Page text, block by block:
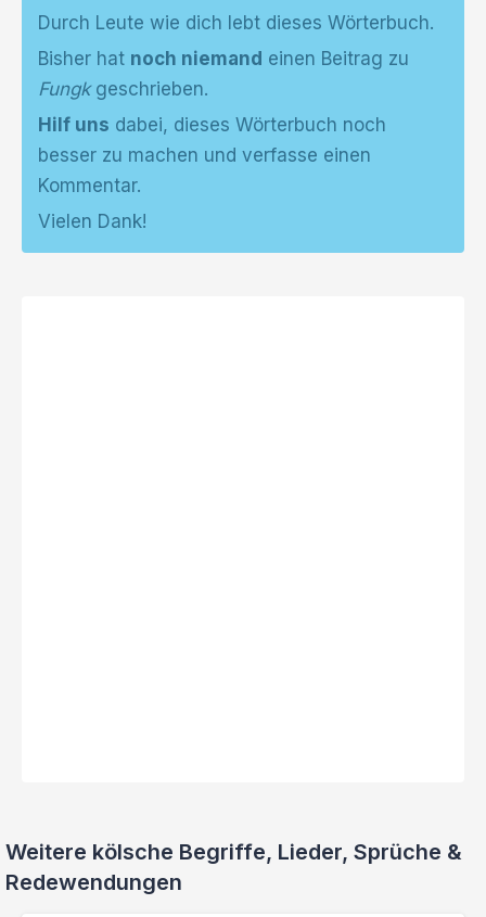
Durch Leute wie dich lebt dieses Wörterbuch.
Bisher hat noch niemand einen Beitrag zu
Fungkgeschrieben.
Hilf uns dabei, dieses Wörterbuch noch
besser zu machen und verfasse einen
Kommentar.
Vielen Dank!
Weitere kölsche Begriffe, Lieder, Sprüche &
Redewendungen